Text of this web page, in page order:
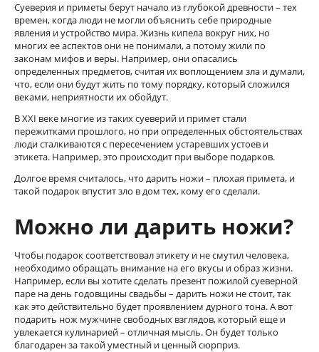
Суеверия и приметы берут начало из глубокой древности – тех
времен, когда люди не могли объяснить себе природные
явления и устройство мира. Жизнь кипела вокруг них, но
многих ее аспектов они не понимали, а потому жили по
законам мифов и веры. Например, они опасались
определенных предметов, считая их воплощением зла и думали,
что, если они будут жить по тому порядку, который сложился
веками, неприятности их обойдут.
В XXI веке многие из таких суеверий и примет стали
пережитками прошлого, но при определенных обстоятельствах
люди сталкиваются с пересечением устаревших устоев и
этикета. Например, это происходит при выборе подарков.
Долгое время считалось, что дарить ножи – плохая примета, и
такой подарок впустит зло в дом тех, кому его сделали.
Можно ли дарить ножи?
Чтобы подарок соответствовал этикету и не смутил человека,
необходимо обращать внимание на его вкусы и образ жизни.
Например, если вы хотите сделать презент пожилой суеверной
паре на день годовщины свадьбы – дарить ножи не стоит, так
как это действительно будет проявлением дурного тона. А вот
подарить нож мужчине свободных взглядов, который еще и
увлекается кулинарией – отличная мысль. Он будет только
благодарен за такой уместный и ценный сюрприз.